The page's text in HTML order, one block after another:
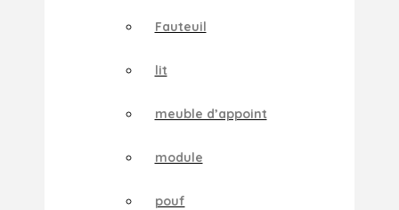
Fauteuil
lit
meuble d’appoint
module
pouf